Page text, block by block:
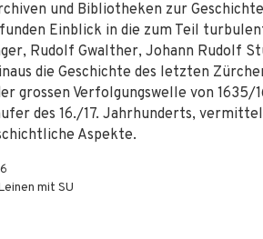
und Bibliotheken zur
Einblick in die zum Teil
Rudolf Gwalther, Johann Rudolf
die Geschichte des letzten
gros­sen Verfolgungswelle von 1635/
des 16./17. Jahrhunderts,
Aspekte.
mit SU